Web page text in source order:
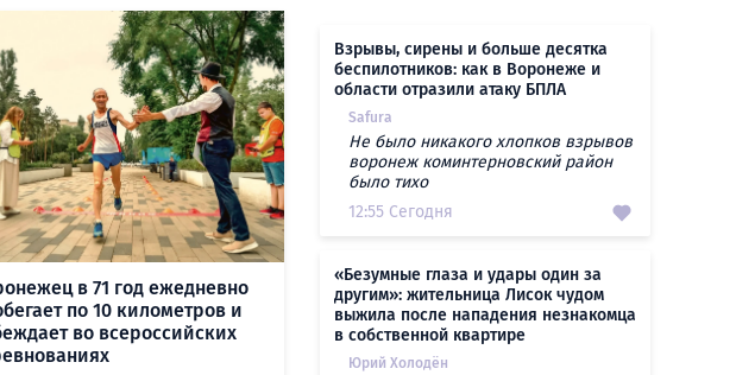
в 71 год ежедневно
по 10 километров и
во всероссийских
Взрывы, сирены и больше десятка
беспилотников: как в Воронеже и
области отразили атаку БПЛА
Safura
Не было никакого хлопков взрывов
воронеж коминтерновский район
было тихо
12:55 Сегодня
«Безумные глаза и удары один за
другим»: жительница Лисок чудом
выжила после нападения незнакомца
в собственной квартире
Юрий Холодён